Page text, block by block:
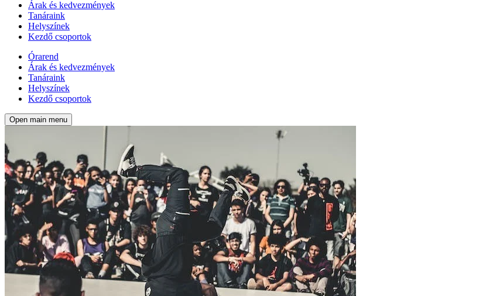
Árak és kedvezmények
Tanáraink
Helyszínek
Kezdő csoportok
Órarend
Árak és kedvezmények
Tanáraink
Helyszínek
Kezdő csoportok
Open main menu